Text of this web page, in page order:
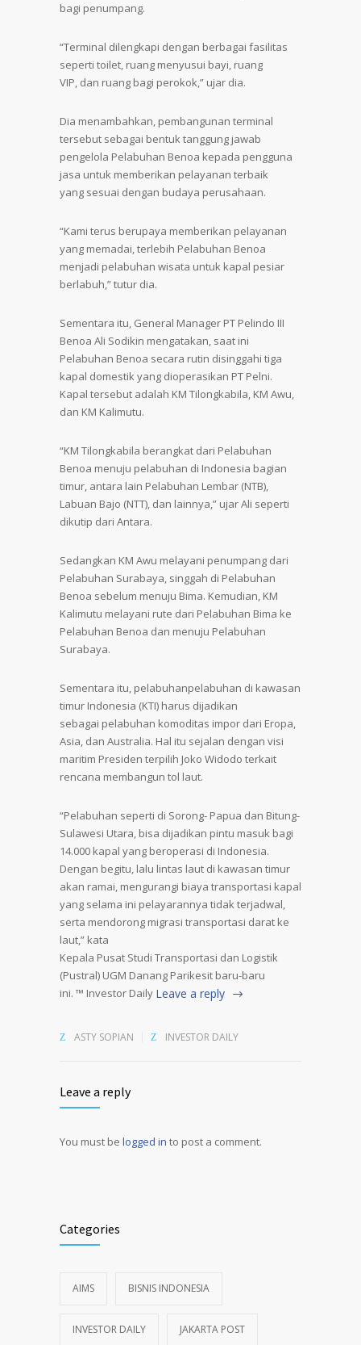
bagi penumpang.
“Terminal dilengkapi dengan berbagai fasilitas
seperti toilet, ruang menyusui bayi, ruang
VIP, dan ruang bagi perokok,” ujar dia.
Dia menambahkan, pembangunan terminal
tersebut sebagai bentuk tanggung jawab
pengelola Pelabuhan Benoa kepada pengguna
jasa untuk memberikan pelayanan terbaik
yang sesuai dengan budaya perusahaan.
“Kami terus berupaya memberikan pelayanan
yang memadai, terlebih Pelabuhan Benoa
menjadi pelabuhan wisata untuk kapal pesiar
berlabuh,” tutur dia.
Sementara itu, General Manager PT Pelindo III
Benoa Ali Sodikin mengatakan, saat ini
Pelabuhan Benoa secara rutin disinggahi tiga
kapal domestik yang dioperasikan PT Pelni.
Kapal tersebut adalah KM Tilongkabila, KM Awu,
dan KM Kalimutu.
“KM Tilongkabila berangkat dari Pelabuhan
Benoa menuju pelabuhan di Indonesia bagian
timur, antara lain Pelabuhan Lembar (NTB),
Labuan Bajo (NTT), dan lainnya,” ujar Ali seperti
dikutip dari Antara.
Sedangkan KM Awu melayani penumpang dari
Pelabuhan Surabaya, singgah di Pelabuhan
Benoa sebelum menuju Bima. Kemudian, KM
Kalimutu melayani rute dari Pelabuhan Bima ke
Pelabuhan Benoa dan menuju Pelabuhan
Surabaya.
Sementara itu, pelabuhanpelabuhan di kawasan
timur Indonesia (KTI) harus dijadikan
sebagai pelabuhan komoditas impor dari Eropa,
Asia, dan Australia. Hal itu sejalan dengan visi
maritim Presiden terpilih Joko Widodo terkait
rencana membangun tol laut.
“Pelabuhan seperti di Sorong- Papua dan Bitung-
Sulawesi Utara, bisa dijadikan pintu masuk bagi
14.000 kapal yang beroperasi di Indonesia.
Dengan begitu, lalu lintas laut di kawasan timur
akan ramai, mengurangi biaya transportasi kapal
yang selama ini pelayarannya tidak terjadwal,
serta mendorong migrasi transportasi darat ke
laut,” kata
Kepala Pusat Studi Transportasi dan Logistik
(Pustral) UGM Danang Parikesit baru-baru
ini. ™ Investor Daily Leave a reply
ASTY SOPIAN INVESTOR DAILY
Leave a reply
You must be logged in to post a comment.
Categories
AIMS BISNIS INDONESIA
INVESTOR DAILY JAKARTA POST